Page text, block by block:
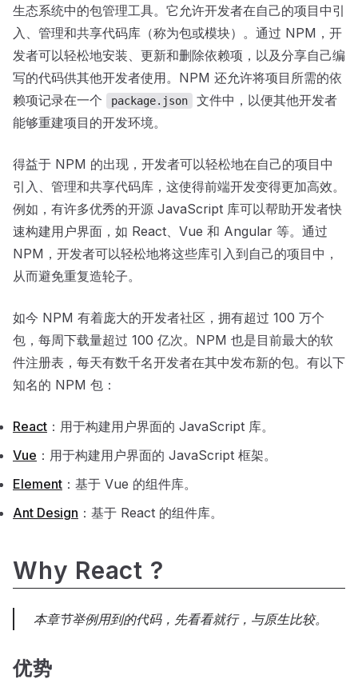
生态系统中的包管理工具。它允许开发者在自己的项目中引
入、管理和共享代码库（称为包或模块）。通过 NPM，开
发者可以轻松地安装、更新和删除依赖项，以及分享自己编
写的代码供其他开发者使用。NPM 还允许将项目所需的依
赖项记录在一个
package.json
文件中，以便其他开发者
能够重建项目的开发环境。
得益于 NPM 的出现，开发者可以轻松地在自己的项目中
引入、管理和共享代码库，这使得前端开发变得更加高效。
例如，有许多优秀的开源 JavaScript 库可以帮助开发者快
速构建用户界面，如 React、Vue 和 Angular 等。通过
NPM，开发者可以轻松地将这些库引入到自己的项目中，
从而避免重复造轮子。
如今 NPM 有着庞大的开发者社区，拥有超过 100 万个
包，每周下载量超过 100 亿次。NPM 也是目前最大的软
件注册表，每天有数千名开发者在其中发布新的包。有以下
知名的 NPM 包：
React ：用于构建用户界面的 JavaScript 库。
Vue ：用于构建用户界面的 JavaScript 框架。
Element ：基于 Vue 的组件库。
Ant Design ：基于 React 的组件库。
Why React ?
本章节举例用到的代码，先看看就行，与原生比较。
优势